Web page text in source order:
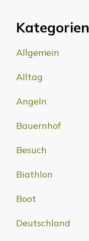
Kategorien
Allgemein
Alltag
Angeln
Bauernhof
Besuch
Biathlon
Boot
Deutschland